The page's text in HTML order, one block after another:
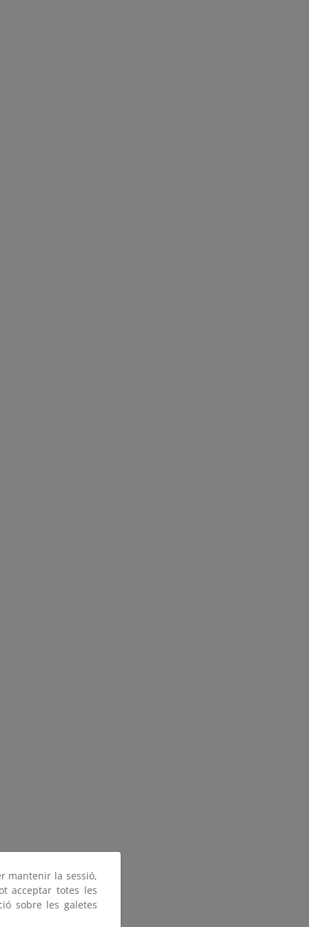
mantenir la sessió,
acceptar totes les
sobre les galetes